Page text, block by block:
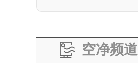
空净频道